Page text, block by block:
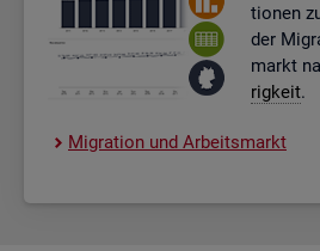
tio­nen
der
markt
rig­keit.
Mi­gra­ti­on und Ar­beits­markt